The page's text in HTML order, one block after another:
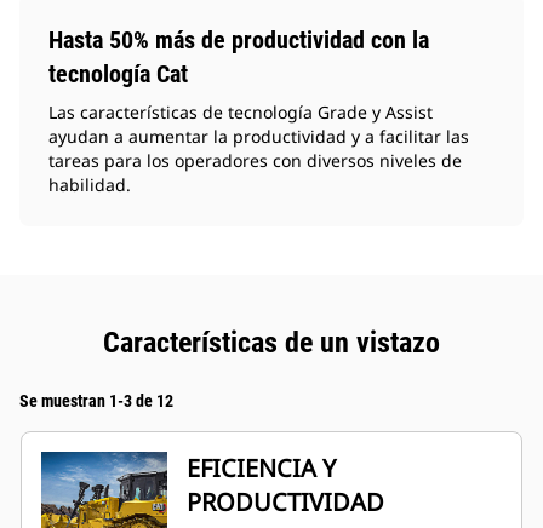
Hasta 50% más de productividad con la
tecnología Cat
Las características de tecnología Grade y Assist
ayudan a aumentar la productividad y a facilitar las
tareas para los operadores con diversos niveles de
habilidad.
Características de un vistazo
Se muestran 1-3 de 12
EFICIENCIA Y
PRODUCTIVIDAD